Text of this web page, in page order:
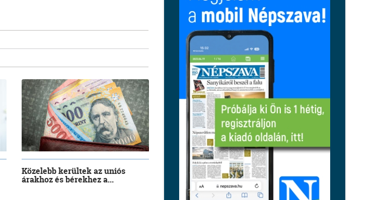
Közelebb kerültek az uniós
árakhoz és bérekhez a...
szerződést bontott, a honvédelmi
miniszter feljelentést tett
Közélet
Közelebb kerültek az uniós árakhoz
és bérekhez a magyarok, de a régió
továbbra is előttünk jár
Sport
A sport sem maradhat ki, spórolnak
az energiával a pécsi egyesületek